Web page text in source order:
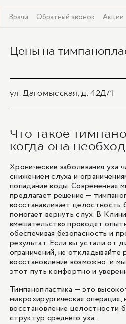
Врачи Обратный звонок Акции
Цены на
ул. Дагомысская, д. 42Д/1
полости (с использванием
одностороннее
20 700 ₽
Шунтирование и
полости (с использванием
двустороннее
25 200 ₽
1/1
Что такое
когда она
Хронические заболевания уха
снижением слуха и
попадание воды. Современная
предлагает решение —
восстанавливает целостность
помогает вернуть слух. В
вмешательство проводят
обеспечивая безопасность и
результат. Если вы устали от
ограничений, не откладывайте
восстановление возможно, и
этот путь комфортно и
Тимпанопластика — это
микрохирургическая операция,
восстановление целостности
структур среднего уха.